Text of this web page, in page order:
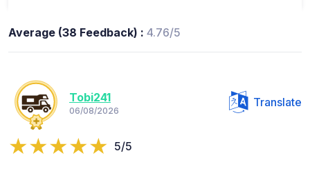
Average (38 Feedback) : 4.76/5
Tobi241
06/08/2026
Translate
5/5